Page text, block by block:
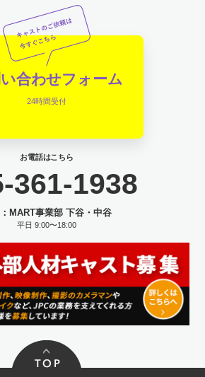
合わせフォーム
24時間受付
お電話はこちら
361-1938
MART事業部 下谷・中谷
平日 9:00〜18:00